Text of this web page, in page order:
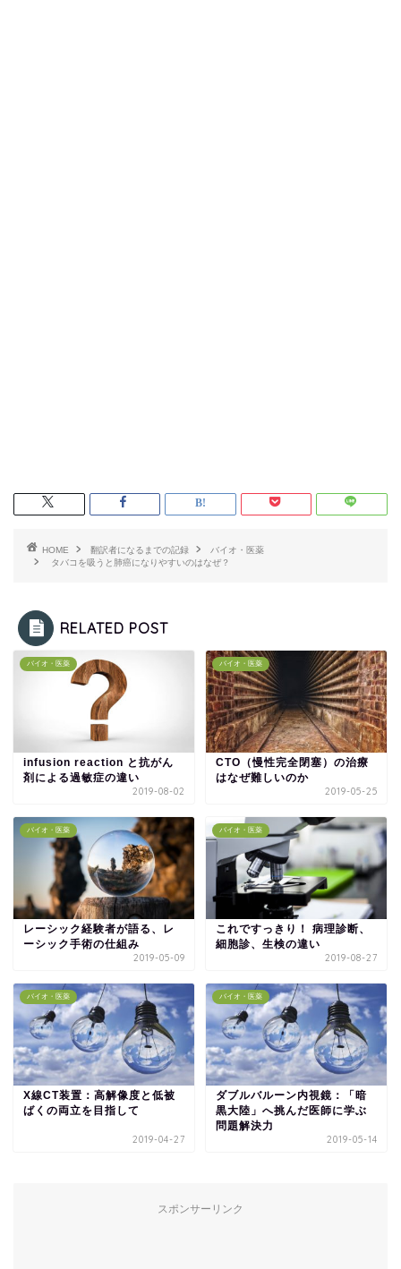
HOME 翻訳者になるまでの記録
バイオ・医薬
タバコを吸うと肺癌になりやすいのはなぜ？
RELATED POST
バイオ・医薬
infusion reaction と抗がん
剤による過敏症の違い
2019-08-02
バイオ・医薬
CTO（慢性完全閉塞）の治療
はなぜ難しいのか
2019-05-25
バイオ・医薬
レーシック経験者が語る、レ
ーシック手術の仕組み
2019-05-09
バイオ・医薬
これですっきり！ 病理診断、
細胞診、生検の違い
2019-08-27
バイオ・医薬
X線CT装置：高解像度と低被
ばくの両立を目指して
2019-04-27
バイオ・医薬
ダブルバルーン内視鏡：「暗
黒大陸」へ挑んだ医師に学ぶ
問題解決力
2019-05-14
スポンサーリンク